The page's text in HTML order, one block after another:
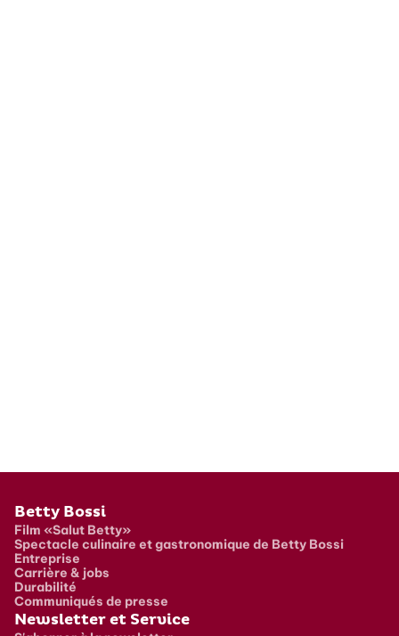
Pied de page
Betty Bossi
Film «Salut Betty»
Spectacle culinaire et gastronomique de Betty Bossi
Entreprise
Carrière & jobs
Durabilité
Communiqués de presse
Newsletter et Service